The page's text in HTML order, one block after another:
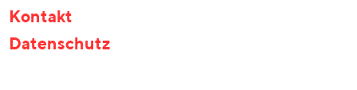
Kontakt
Datenschutz